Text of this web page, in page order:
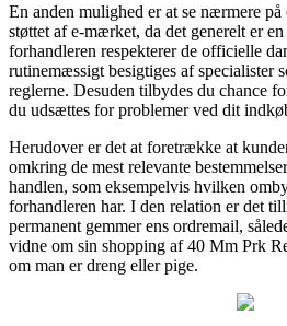
En anden mulighed er at se nærmere
støttet af e-mærket, da det generelt er
forhandleren respekterer de officielle
rutinemæssigt besigtiges af specialister
reglerne. Desuden tilbydes du chance
du udsættes for problemer ved dit
Herudover er det at foretrække at
omkring de mest relevante
handlen, som eksempelvis hvilken
forhandleren har. I den relation er det
permanent gemmer ens ordremail,
vidne om sin shopping af 40 Mm Prk
om man er dreng eller pige.